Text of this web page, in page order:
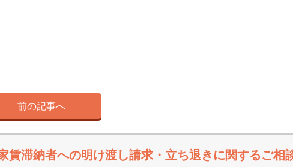
前の記事へ
賃滞納者への明け渡し請求・立ち退きに関するご相